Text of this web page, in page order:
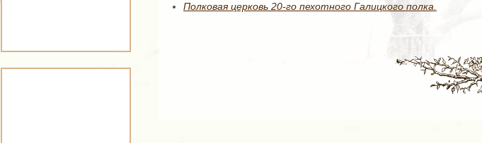
Полковая церковь 20-го пехотного Галицкого полка.